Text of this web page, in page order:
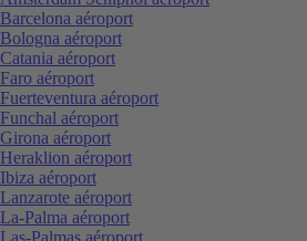
Barcelona aéroport
Bologna aéroport
Catania aéroport
Faro aéroport
Fuerteventura aéroport
Funchal aéroport
Girona aéroport
Heraklion aéroport
Ibiza aéroport
Lanzarote aéroport
La-Palma aéroport
Las-Palmas aéroport